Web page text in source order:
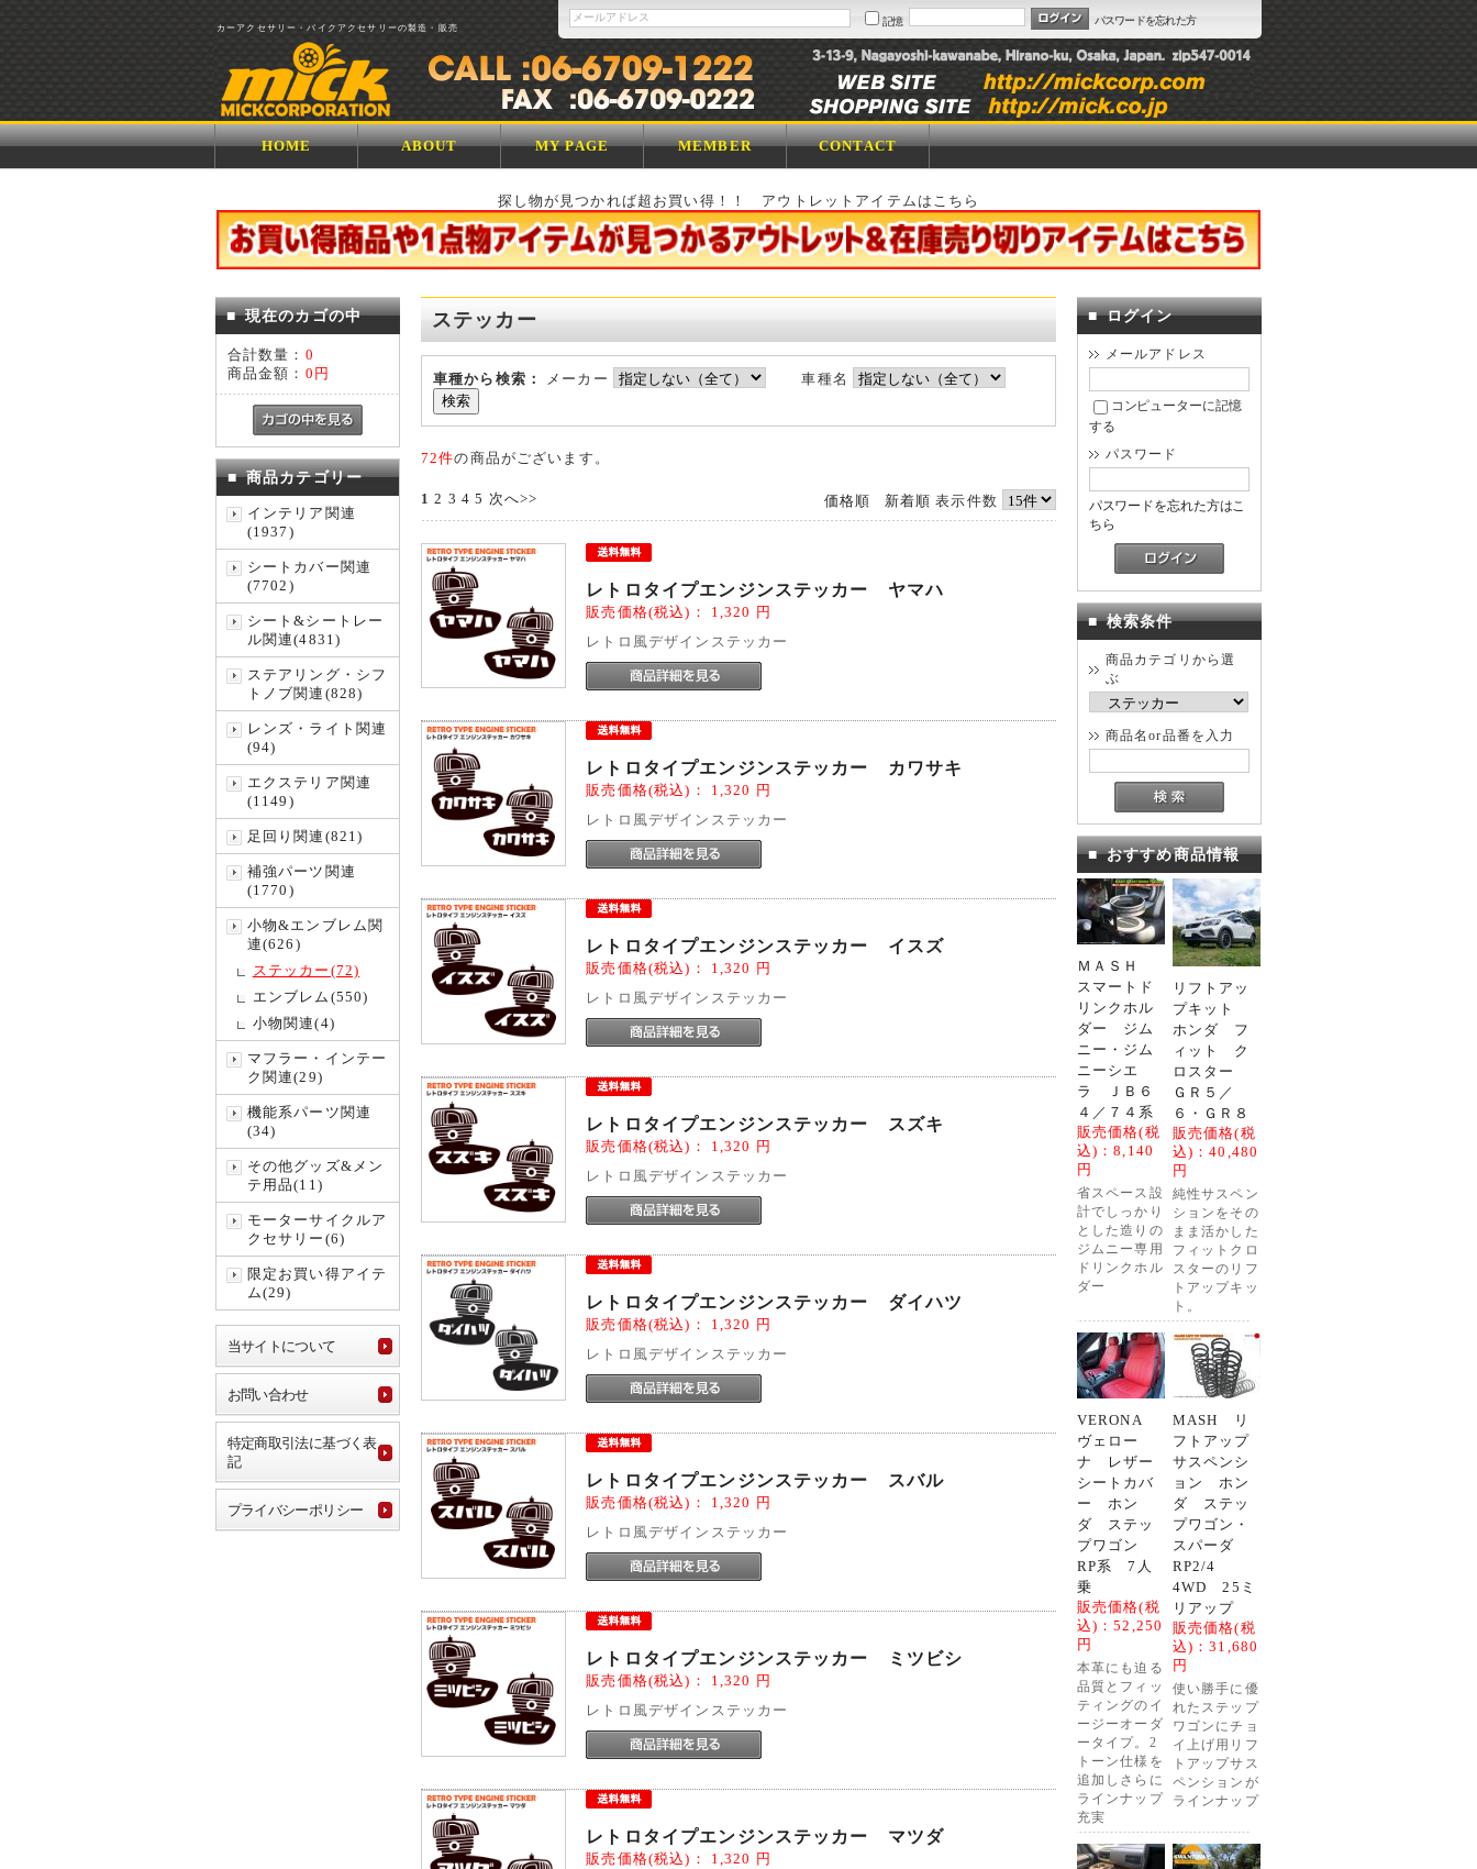
カーアクセサリー・バイクアクセサリーの製造・販売
記憶 パスワードを忘れた方
HOME ABOUT MY PAGE MEMBER CONTACT
探し物が見つかれば超お買い得！！ アウトレットアイテムはこちら
■ 現在のカゴの中
合計数量： 0
商品金額： 0円
■ 商品カテゴリー
インテリア関連
(1937)
シートカバー関連
(7702)
シート&シートレー
ル関連(4831)
ステアリング・シフ
トノブ関連(828)
レンズ・ライト関連
(94)
エクステリア関連
(1149)
足回り関連(821)
補強パーツ関連
(1770)
小物&エンブレム関
連(626)
ステッカー(72)
エンブレム(550)
小物関連(4)
マフラー・インテー
ク関連(29)
機能系パーツ関連
(34)
その他グッズ&メン
テ用品(11)
モーターサイクルア
クセサリー(6)
限定お買い得アイテ
ム(29)
当サイトについて
お問い合わせ
特定商取引法に基づく表
記
プライバシーポリシー
ステッカー
車種から検索： メーカー 車種名
72件の商品がございます。
価格順 新着順 表示件数
1 2 3 4 5 次へ>>
レトロタイプエンジンステッカー ヤマハ
販売価格(税込)： 1,320 円
レトロ風デザインステッカー
レトロタイプエンジンステッカー カワサキ
販売価格(税込)： 1,320 円
レトロ風デザインステッカー
レトロタイプエンジンステッカー イスズ
販売価格(税込)： 1,320 円
レトロ風デザインステッカー
レトロタイプエンジンステッカー スズキ
販売価格(税込)： 1,320 円
レトロ風デザインステッカー
レトロタイプエンジンステッカー ダイハツ
販売価格(税込)： 1,320 円
レトロ風デザインステッカー
レトロタイプエンジンステッカー スバル
販売価格(税込)： 1,320 円
レトロ風デザインステッカー
レトロタイプエンジンステッカー ミツビシ
販売価格(税込)： 1,320 円
レトロ風デザインステッカー
レトロタイプエンジンステッカー マツダ
販売価格(税込)： 1,320 円
■ ログイン
メールアドレス
コンピューターに記憶
する
パスワード
パスワードを忘れた方はこ
ちら
■ 検索条件
商品カテゴリから選
ぶ
商品名or品番を入力
■ おすすめ商品情報
ＭＡＳＨ
スマートド
リンクホル
ダー ジム
ニー・ジム
ニーシエ
ラ ＪＢ６
４／７４系
販売価格(税
込)：8,140
円
省スペース設
計でしっかり
とした造りの
ジムニー専用
ドリンクホル
ダー
リフトアッ
プキット
ホンダ フ
ィット ク
ロスター
ＧＲ５／
６・ＧＲ８
販売価格(税
込)：40,480
円
純性サスペン
ションをその
まま活かした
フィットクロ
スターのリフ
トアップキッ
ト。
VERONA
ヴェロー
ナ レザー
シートカバ
ー ホン
ダ ステッ
プワゴン
RP系 7人
乗
販売価格(税
込)：52,250
円
本革にも迫る
品質とフィッ
ティングのイ
ージーオーダ
ータイプ。2
トーン仕様を
追加しさらに
ラインナップ
充実
MASH リ
フトアップ
サスペンシ
ョン ホン
ダ ステッ
プワゴン・
スパーダ
RP2/4
4WD 25ミ
リアップ
販売価格(税
込)：31,680
円
使い勝手に優
れたステップ
ワゴンにチョ
イ上げ用リフ
トアップサス
ペンションが
ラインナップ